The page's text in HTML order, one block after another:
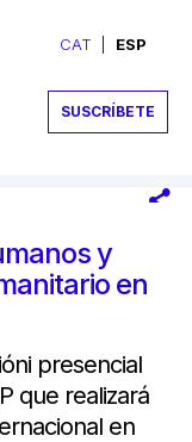
CAT ESP
SUSCRÍBETE
y
en
presencial
que realizará
en